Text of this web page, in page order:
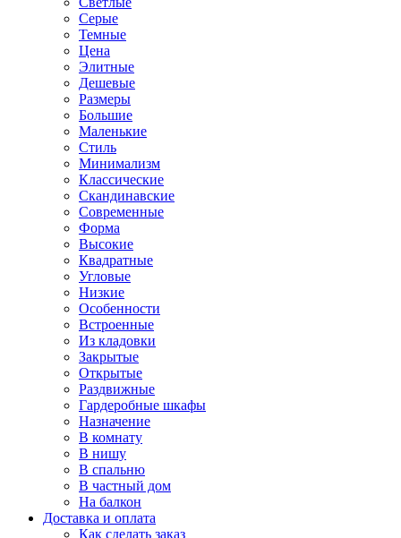
Серые
Темные
Цена
Элитные
Дешевые
Размеры
Большие
Маленькие
Стиль
Минимализм
Классические
Скандинавские
Современные
Форма
Высокие
Квадратные
Угловые
Низкие
Особенности
Встроенные
Из кладовки
Закрытые
Открытые
Раздвижные
Гардеробные шкафы
Назначение
В комнату
В нишу
В спальню
В частный дом
На балкон
Доставка и оплата
Как сделать заказ